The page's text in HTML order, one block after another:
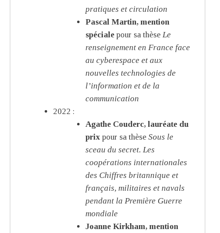
pratiques et circulation
Pascal Martin, mention
spécialepour sa thèse Le
renseignement en France face
au cyberespace et aux
nouvelles technologies de
l’information et de la
communication
2022 :
Agathe Couderc, lauréate du
prix pour sa thèse Sous le
sceau du secret. Les
coopérations internationales
des Chiffres britannique et
français, militaires et navals
pendant la Première Guerre
mondiale
Joanne Kirkham, mention